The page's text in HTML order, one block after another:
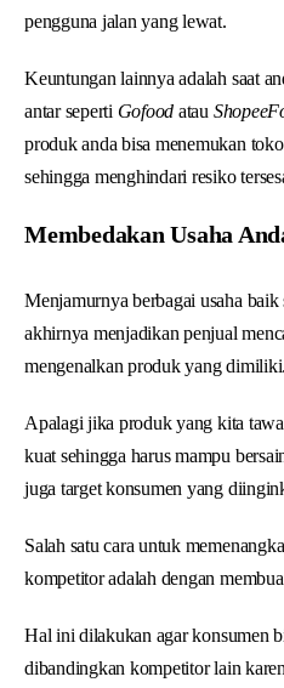
pengguna jalan yang lewat.
Keuntungan lainnya adalah saat
antar seperti Gofood atau
produk anda bisa menemukan
sehingga menghindari resiko
Membedakan Usaha
Menjamurnya berbagai usaha
akhirnya menjadikan penjual
mengenalkan produk yang dimiliki.
Apalagi jika produk yang kita
kuat sehingga harus mampu
juga target konsumen yang
Salah satu cara untuk
kompetitor adalah dengan
Hal ini dilakukan agar konsumen
dibandingkan kompetitor lain